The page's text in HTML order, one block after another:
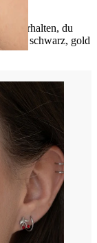
erhalten, du
ist in schwarz, gold